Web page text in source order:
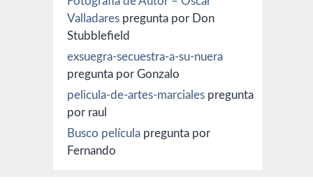
Valladares pregunta por Don
Stubblefield
exsuegra-secuestra-a-su-nuera
pregunta por Gonzalo
pelicula-de-artes-marciales pregunta
por raul
Busco película pregunta por
Fernando